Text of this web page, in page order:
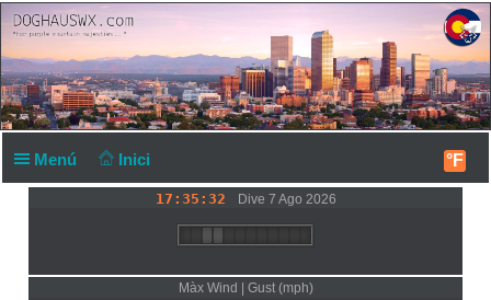
Menú Inici °F
17:35:33 Dive 7 Ago 2026
Màx Wind | Gust (mph)